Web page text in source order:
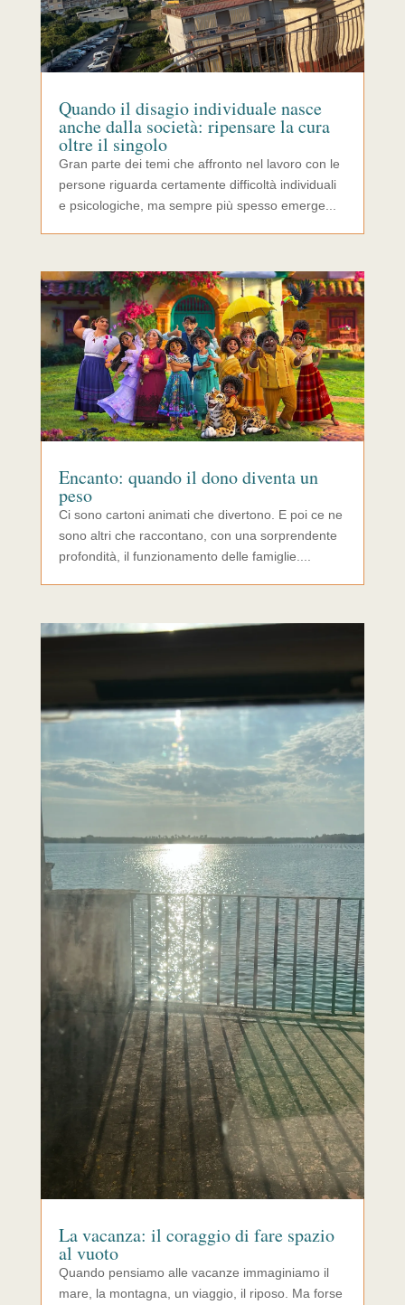
Quando il disagio individuale nasce
anche dalla società: ripensare la cura
oltre il singolo
Gran parte dei temi che affronto nel lavoro con le
persone riguarda certamente difficoltà individuali
e psicologiche, ma sempre più spesso emerge...
Encanto: quando il dono diventa un
peso
Ci sono cartoni animati che divertono. E poi ce ne
sono altri che raccontano, con una sorprendente
profondità, il funzionamento delle famiglie....
La vacanza: il coraggio di fare spazio
al vuoto
Quando pensiamo alle vacanze immaginiamo il
mare, la montagna, un viaggio, il riposo. Ma forse